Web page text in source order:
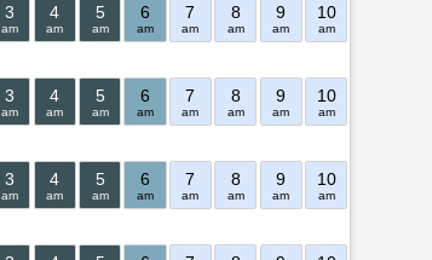
3
am
4
am
5
am
6
am
7
am
8
am
9
am
10
am
3
am
4
am
5
am
6
am
7
am
8
am
9
am
10
am
3
am
4
am
5
am
6
am
7
am
8
am
9
am
10
am